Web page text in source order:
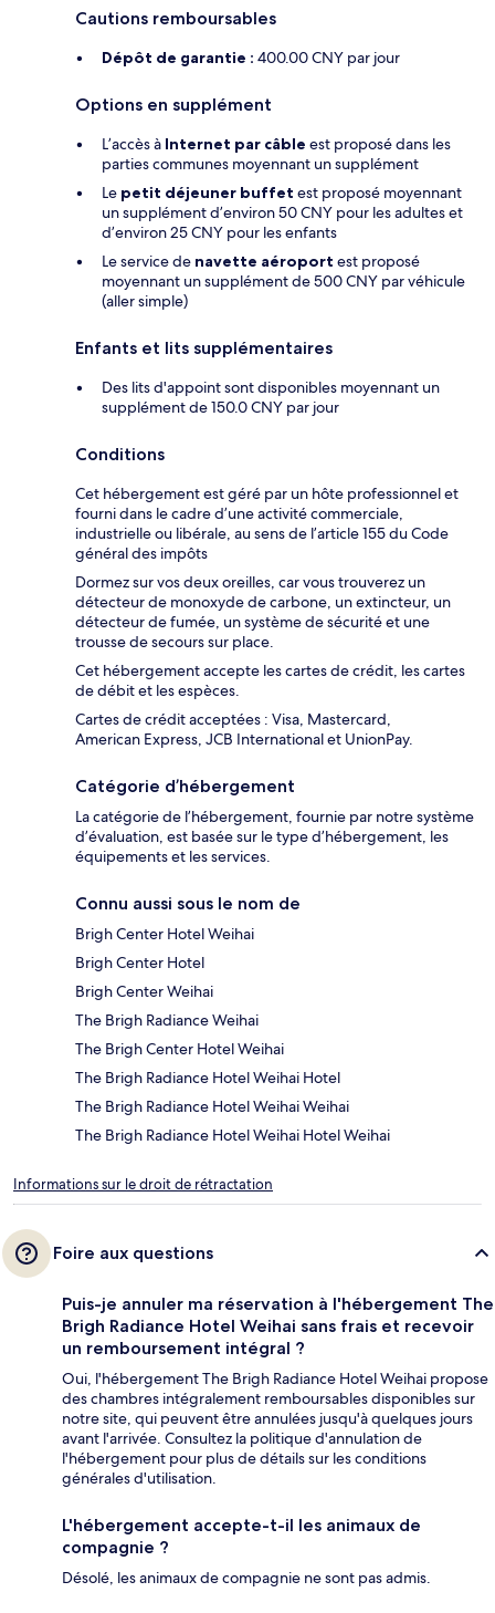
Cautions remboursables
Dépôt de garantie : 400.00 CNY par jour
Options en supplément
L’accès à Internet par câble est proposé dans les
parties communes moyennant un supplément
Le petit déjeuner buffet est proposé moyennant
un supplément d’environ 50 CNY pour les adultes et
d’environ 25 CNY pour les enfants
Le service de navette aéroport est proposé
moyennant un supplément de 500 CNY par véhicule
(aller simple)
Enfants et lits supplémentaires
Des lits d'appoint sont disponibles moyennant un
supplément de 150.0 CNY par jour
Conditions
Cet hébergement est géré par un hôte professionnel et
fourni dans le cadre d’une activité commerciale,
industrielle ou libérale, au sens de l’article 155 du Code
général des impôts
Dormez sur vos deux oreilles, car vous trouverez un
détecteur de monoxyde de carbone, un extincteur, un
détecteur de fumée, un système de sécurité et une
trousse de secours sur place.
Cet hébergement accepte les cartes de crédit, les cartes
de débit et les espèces.
Cartes de crédit acceptées : Visa, Mastercard,
American Express, JCB International et UnionPay.
Catégorie d’hébergement
La catégorie de l’hébergement, fournie par notre système
d’évaluation, est basée sur le type d’hébergement, les
équipements et les services.
Connu aussi sous le nom de
Brigh Center Hotel Weihai
Brigh Center Hotel
Brigh Center Weihai
The Brigh Radiance Weihai
The Brigh Center Hotel Weihai
The Brigh Radiance Hotel Weihai Hotel
The Brigh Radiance Hotel Weihai Weihai
The Brigh Radiance Hotel Weihai Hotel Weihai
Informations sur le droit de rétractation
Foire aux questions
Puis-je annuler ma réservation à l'hébergement The
Brigh Radiance Hotel Weihai sans frais et recevoir
un remboursement intégral ?
Oui, l'hébergement The Brigh Radiance Hotel Weihai propose
des chambres intégralement remboursables disponibles sur
notre site, qui peuvent être annulées jusqu'à quelques jours
avant l'arrivée. Consultez la politique d'annulation de
l'hébergement pour plus de détails sur les conditions
générales d'utilisation.
L'hébergement accepte-t-il les animaux de
compagnie ?
Désolé, les animaux de compagnie ne sont pas admis.